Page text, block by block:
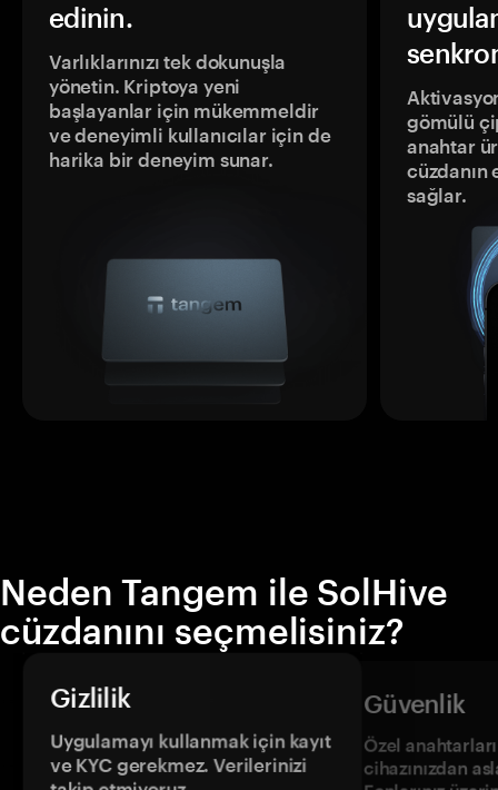
edinin.
Varlıklarınızı tek dokunuşla
yönetin. Kriptoya yeni
başlayanlar için mükemmeldir
ve deneyimli kullanıcılar için de
harika bir deneyim sunar.
gömülü
anahtar
sağlar.
Neden Tangem ile SolHive
cüzdanını seçmelisiniz?
Gizlilik
Uygulamayı kullanmak için kayıt
ve KYC gerekmez. Verilerinizi
Güvenlik
Özel
cihazınızdan